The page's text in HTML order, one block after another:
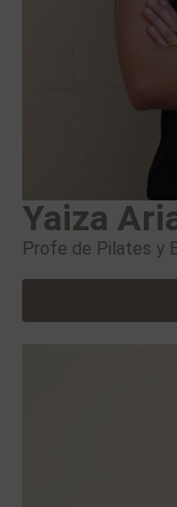
Yaiza
Profe de Pilates y